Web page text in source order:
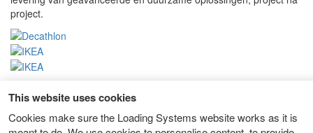
This website uses cookies
Cookies make sure the Loading Systems website works as it is
project.